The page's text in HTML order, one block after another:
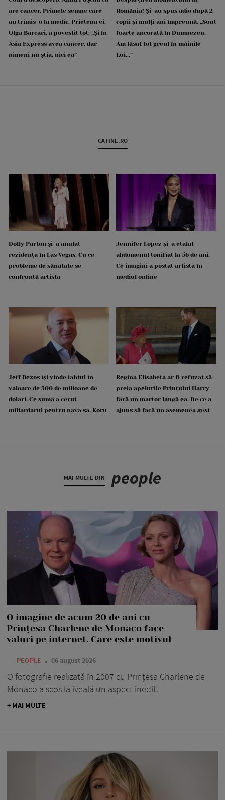
are cancer. Primele semne care
au trimis-o la medic. Prietena ei,
Olga Barcari, a povestit tot: „Și în
Asia Express avea cancer, dar
nimeni nu știa, nici ea”
România! Și-au spus adio după 2
copii și mulți ani împreună. „Sunt
foarte ancorată în Dumnezeu.
Am lăsat tot greul în mâinile
Lui...”
CATINE.RO
Dolly Parton și-a anulat
rezidența în Las Vegas. Cu ce
probleme de sănătate se
confruntă artista
Jennifer Lopez și-a etalat
abdomenul tonifiat la 56 de ani.
Ce imagini a postat artista în
mediul online
Jeff Bezos își vinde iahtul în
valoare de 500 de milioane de
dolari. Ce sumă a cerut
miliardarul pentru nava sa, Koru
Regina Elisabeta ar fi refuzat să
preia apelurile Prințului Harry
fără un martor lângă ea. De ce a
ajuns să facă un asemenea gest
MAI MULTE DIN people
O imagine de acum 20 de ani cu
Prințesa Charlene de Monaco face
valuri pe internet. Care este motivul
— PEOPLE 06 august 2026
O fotografie realizată în 2007 cu Prințesa Charlene de
Monaco a scos la iveală un aspect inedit.
+ MAI MULTE